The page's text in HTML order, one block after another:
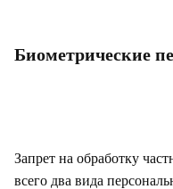
Биометрические
Запрет на обработку
всего два вида